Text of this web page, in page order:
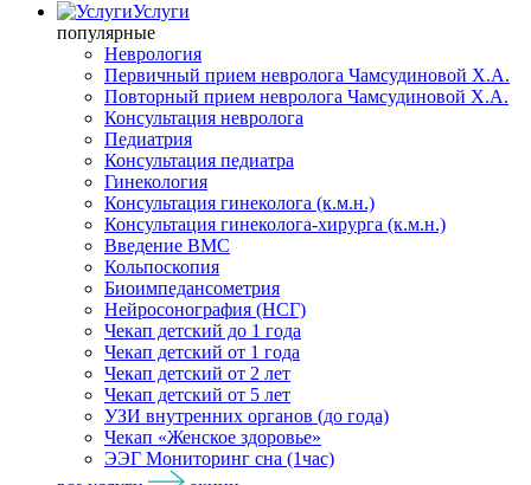
Услуги
популярные
Неврология
Первичный прием невролога Чамсудиновой Х.А.
Повторный прием невролога Чамсудиновой Х.А.
Консультация невролога
Педиатрия
Консультация педиатра
Гинекология
Консультация гинеколога (к.м.н.)
Консультация гинеколога-хирурга (к.м.н.)
Введение ВМС
Кольпоскопия
Биоимпедансометрия
Нейросонография (НСГ)
Чекап детский до 1 года
Чекап детский от 1 года
Чекап детский от 2 лет
Чекап детский от 5 лет
УЗИ внутренних органов (до года)
Чекап «Женское здоровье»
ЭЭГ Мониторинг сна (1час)